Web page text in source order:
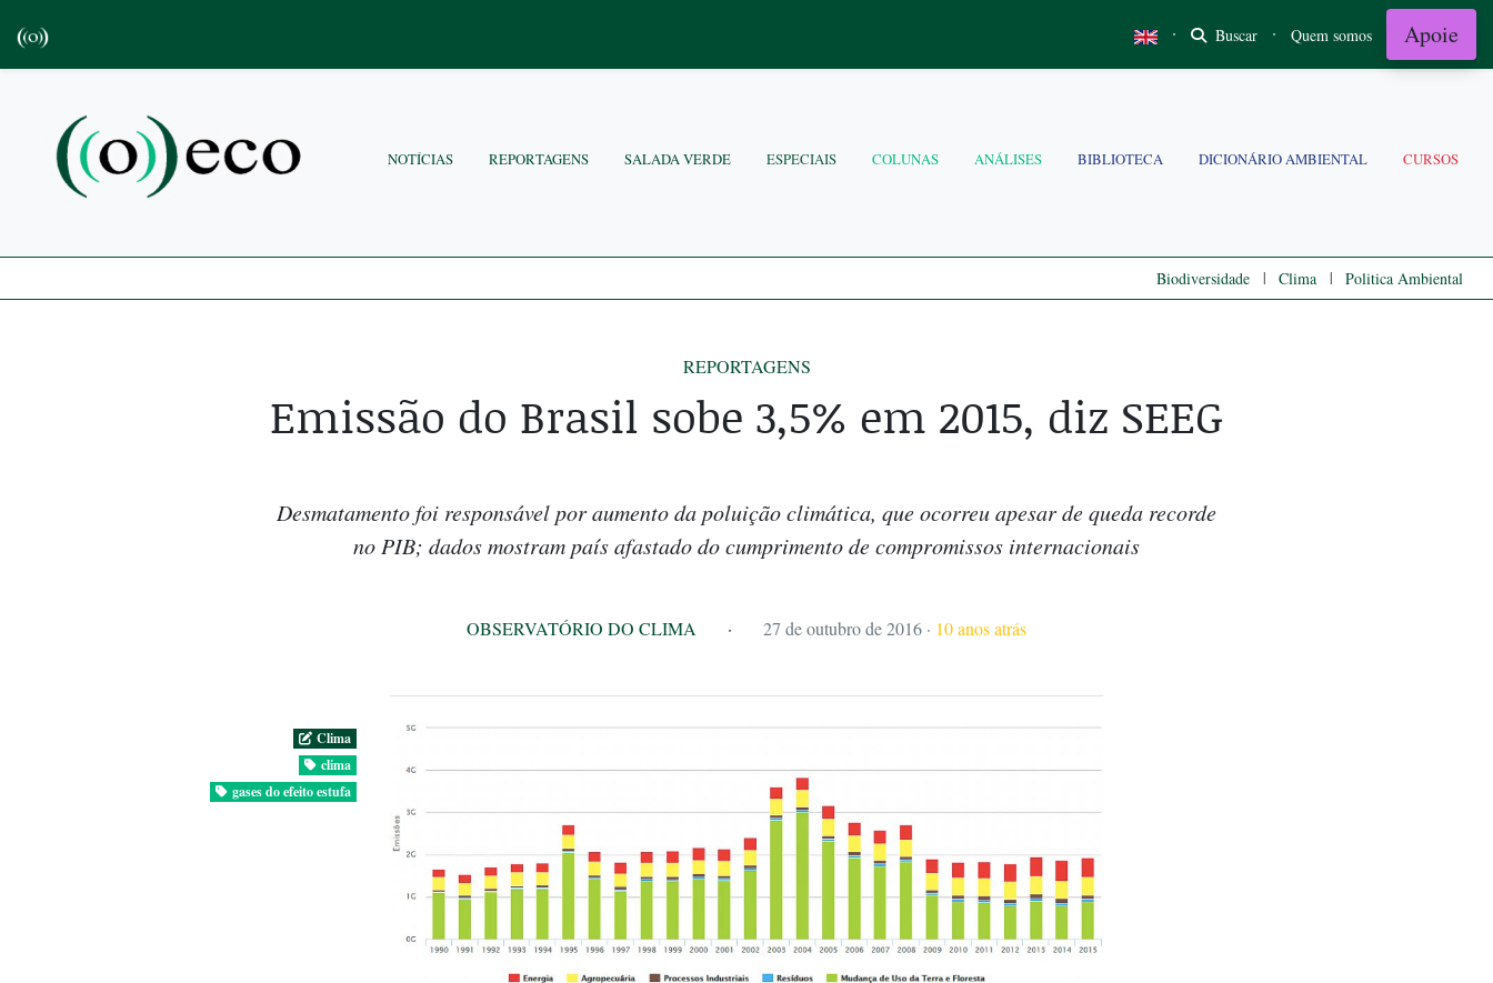
· Buscar · Quem somos Apoie
NOTÍCIAS REPORTAGENS SALADA VERDE ESPECIAIS COLUNAS ANÁLISES BIBLIOTECA DICIONÁRIO AMBIENTAL CURSOS
Biodiversidade | Clima | Politica Ambiental
REPORTAGENS
Emissão do Brasil sobe 3,5% em 2015, diz SEEG
Desmatamento foi responsável por aumento da poluição climática, que ocorreu apesar de queda recorde
no PIB; dados mostram país afastado do cumprimento de compromissos internacionais
OBSERVATÓRIO DO CLIMA · 27 de outubro de 2016 · 10 anos atrás
Clima
clima
gases do efeito estufa